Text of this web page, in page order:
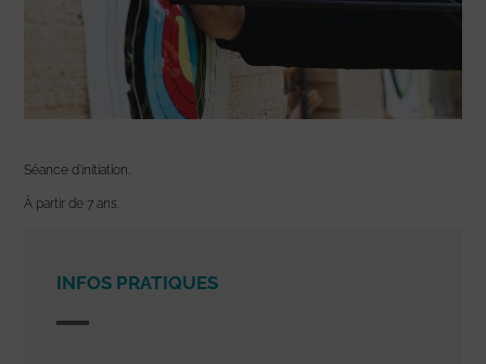
Séance d’initiation.
À partir de 7 ans.
INFOS PRATIQUES